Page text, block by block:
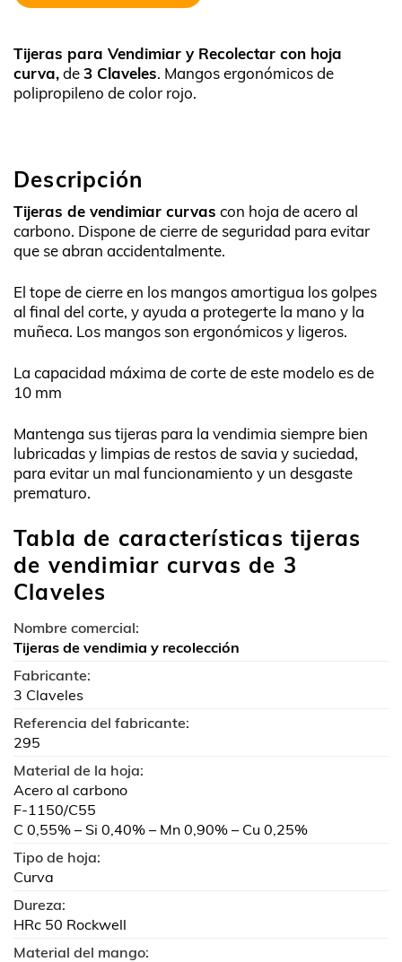
Tijeras para Vendimiar y Recolectar con hoja
curva,de3 Claveles. Mangos ergonómicos de
polipropileno de color rojo.
Descripción
Tijeras de vendimiar curvas con hoja de acero al
carbono. Dispone de cierre de seguridad para evitar
que se abran accidentalmente.
El tope de cierre en los mangos amortigua los golpes
al final del corte, y ayuda a protegerte la mano y la
muñeca. Los mangos son ergonómicos y ligeros.
La capacidad máxima de corte de este modelo es de
10 mm
Mantenga sus tijeras para la vendimia siempre bien
lubricadas y limpias de restos de savia y suciedad,
para evitar un mal funcionamiento y un desgaste
prematuro.
Tabla de características tijeras
de vendimiar curvas de 3
Claveles
Nombre comercial:
Tijeras de vendimia y recolección
Fabricante:
3 Claveles
Referencia del fabricante:
295
Material de la hoja:
Acero al carbono
F-1150/C55
C 0,55% – Si 0,40% – Mn 0,90% – Cu 0,25%
Tipo de hoja:
Curva
Dureza:
HRc 50 Rockwell
Material del mango: